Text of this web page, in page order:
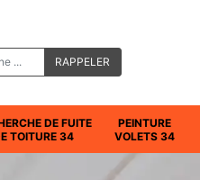
DE FUITE
TOITURE 34
PEINTURE
VOLETS 34